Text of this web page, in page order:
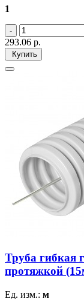
1
293.06 р.
Купить
Труба гибкая
протяжкой
Ед. изм.: м